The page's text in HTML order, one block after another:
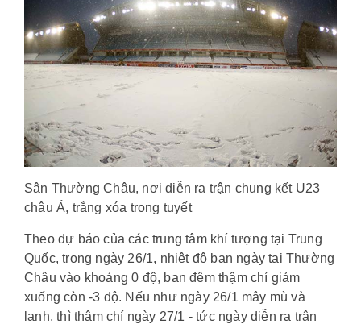
Sân Thường Châu, nơi diễn ra trận chung kết U23
châu Á, trắng xóa trong tuyết
Theo dự báo của các trung tâm khí tượng tại Trung
Quốc, trong ngày 26/1, nhiệt độ ban ngày tại Thường
Châu vào khoảng 0 độ, ban đêm thậm chí giảm
xuống còn -3 độ. Nếu như ngày 26/1 mây mù và
lạnh, thì thậm chí ngày 27/1 - tức ngày diễn ra trận